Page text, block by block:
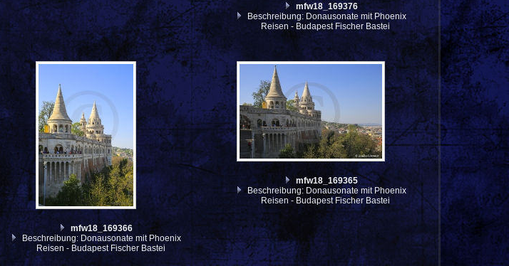
mfw18_169376
Beschreibung: Donausonate mit Phoenix
Reisen - Budapest Fischer Bastei
mfw18_169366
Beschreibung: Donausonate mit Phoenix
Reisen - Budapest Fischer Bastei
mfw18_169365
Beschreibung: Donausonate mit Phoenix
Reisen - Budapest Fischer Bastei